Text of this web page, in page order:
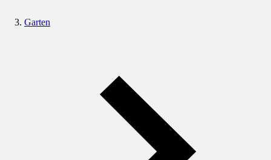
Garten